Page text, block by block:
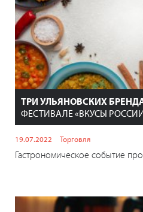
ТРИ УЛЬЯНОВСКИХ
ФЕСТИВАЛЕ «ВКУСЫ
19.07.2022 Торговля
Гастрономическое событие